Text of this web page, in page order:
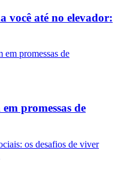
você até no elevador:
promessas de